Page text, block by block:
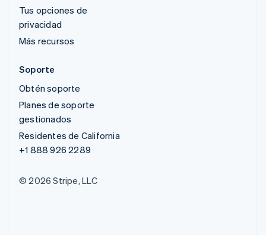
Tus opciones de
privacidad
Más recursos
Soporte
Obtén soporte
Planes de soporte
gestionados
Residentes de California
+1 888 926 2289
© 2026 Stripe, LLC